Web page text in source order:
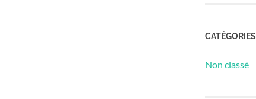
CATÉGORIES
Non classé